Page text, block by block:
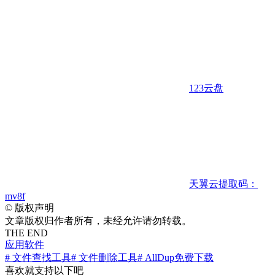
123云盘
天翼云提取码：
mv8f
© 版权声明
文章版权归作者所有，未经允许请勿转载。
THE END
应用软件
# 文件查找工具# 文件删除工具# AllDup免费下载
喜欢就支持以下吧